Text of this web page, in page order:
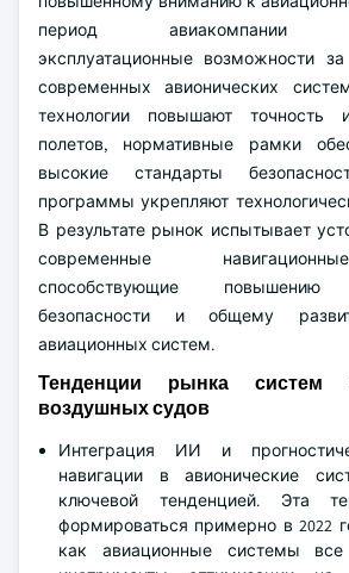
период авиакомпании
эксплуатационные возможности
современных авионических
технологии повышают точность
полетов, нормативные рамки
высокие стандарты
программы укрепляют
В результате рынок испытывает
современные
способствующие повышению
безопасности и общему
авиационных систем.
Тенденции рынка систем
воздушных судов
Интеграция ИИ и
навигации в авионические
ключевой тенденцией. Эта
формироваться примерно в 2022
как авиационные системы